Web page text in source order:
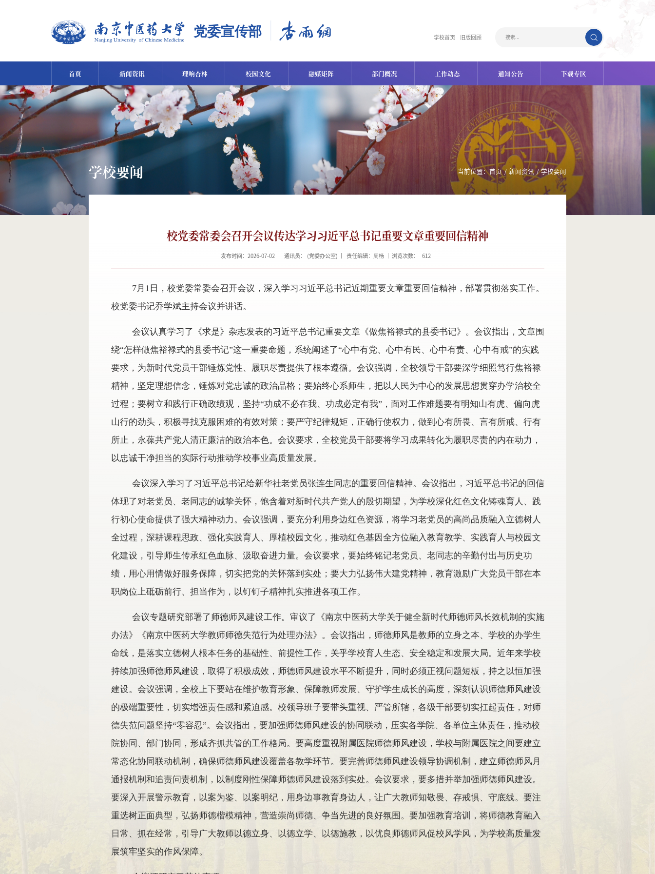
学校首页 旧版回顾
首页 新闻资讯 理响杏林 校园文化 融媒矩阵 部门概况 工作动态 通知公告 下载专区
当前位置：首页 / 新闻资讯 / 学校要闻
学校要闻
校党委常委会召开会议传达学习习近平总书记重要文章重要回信精神
发布时间：2026-07-02 通讯员： (党委办公室) 责任编辑：周杨 浏览次数： 612
7月1日，校党委常委会召开会议，深入学习习近平总书记近期重要文章重要回信精神，部署贯彻落实工作。
校党委书记乔学斌主持会议并讲话。
会议认真学习了《求是》杂志发表的习近平总书记重要文章《做焦裕禄式的县委书记》。会议指出，文章围
绕“怎样做焦裕禄式的县委书记”这一重要命题，系统阐述了“心中有党、心中有民、心中有责、心中有戒”的实践
要求，为新时代党员干部锤炼党性、履职尽责提供了根本遵循。会议强调，全校领导干部要深学细照笃行焦裕禄
精神，坚定理想信念，锤炼对党忠诚的政治品格；要始终心系师生，把以人民为中心的发展思想贯穿办学治校全
过程；要树立和践行正确政绩观，坚持“功成不必在我、功成必定有我”，面对工作难题要有明知山有虎、偏向虎
山行的劲头，积极寻找克服困难的有效对策；要严守纪律规矩，正确行使权力，做到心有所畏、言有所戒、行有
所止，永葆共产党人清正廉洁的政治本色。会议要求，全校党员干部要将学习成果转化为履职尽责的内在动力，
以忠诚干净担当的实际行动推动学校事业高质量发展。
会议深入学习了习近平总书记给新华社老党员张连生同志的重要回信精神。会议指出，习近平总书记的回信
体现了对老党员、老同志的诚挚关怀，饱含着对新时代共产党人的殷切期望，为学校深化红色文化铸魂育人、践
行初心使命提供了强大精神动力。会议强调，要充分利用身边红色资源，将学习老党员的高尚品质融入立德树人
全过程，深耕课程思政、强化实践育人、厚植校园文化，推动红色基因全方位融入教育教学、实践育人与校园文
化建设，引导师生传承红色血脉、汲取奋进力量。会议要求，要始终铭记老党员、老同志的辛勤付出与历史功
绩，用心用情做好服务保障，切实把党的关怀落到实处；要大力弘扬伟大建党精神，教育激励广大党员干部在本
职岗位上砥砺前行、担当作为，以钉钉子精神扎实推进各项工作。
会议专题研究部署了师德师风建设工作。审议了《南京中医药大学关于健全新时代师德师风长效机制的实施
办法》《南京中医药大学教师师德失范行为处理办法》。会议指出，师德师风是教师的立身之本、学校的办学生
命线，是落实立德树人根本任务的基础性、前提性工作，关乎学校育人生态、安全稳定和发展大局。近年来学校
持续加强师德师风建设，取得了积极成效，师德师风建设水平不断提升，同时必须正视问题短板，持之以恒加强
建设。会议强调，全校上下要站在维护教育形象、保障教师发展、守护学生成长的高度，深刻认识师德师风建设
的极端重要性，切实增强责任感和紧迫感。校领导班子要带头重视、严管所辖，各级干部要切实扛起责任，对师
德失范问题坚持“零容忍”。会议指出，要加强师德师风建设的协同联动，压实各学院、各单位主体责任，推动校
院协同、部门协同，形成齐抓共管的工作格局。要高度重视附属医院师德师风建设，学校与附属医院之间要建立
常态化协同联动机制，确保师德师风建设覆盖各教学环节。要完善师德师风建设领导协调机制，建立师德师风月
通报机制和追责问责机制，以制度刚性保障师德师风建设落到实处。会议要求，要多措并举加强师德师风建设。
要深入开展警示教育，以案为鉴、以案明纪，用身边事教育身边人，让广大教师知敬畏、存戒惧、守底线。要注
重选树正面典型，弘扬师德楷模精神，营造崇尚师德、争当先进的良好氛围。要加强教育培训，将师德教育融入
日常、抓在经常，引导广大教师以德立身、以德立学、以德施教，以优良师德师风促校风学风，为学校高质量发
展筑牢坚实的作风保障。